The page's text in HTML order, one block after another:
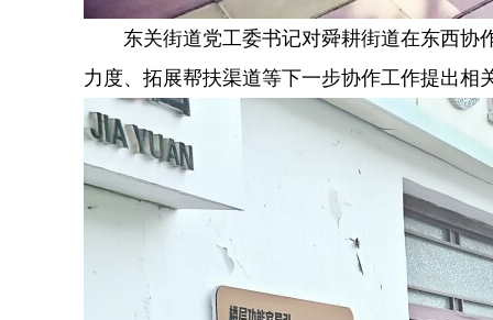
东关街道党工委书记对舜耕街道在东西协
力度、拓展帮扶渠道等下一步协作工作提出